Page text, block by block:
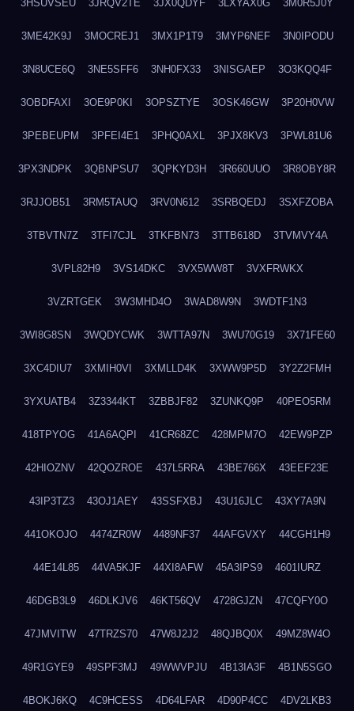
3HSUVSEU 3JRQV2TE 3JX0QDYF 3LXYAX0G 3M0R5J0Y
3ME42K9J 3MOCREJ1 3MX1P1T9 3MYP6NEF 3N0IPODU
3N8UCE6Q 3NE5SFF6 3NH0FX33 3NISGAEP 3O3KQQ4F
3OBDFAXI 3OE9P0KI 3OPSZTYE 3OSK46GW 3P20H0VW
3PEBEUPM 3PFEI4E1 3PHQ0AXL 3PJX8KV3 3PWL81U6
3PX3NDPK 3QBNPSU7 3QPKYD3H 3R660UUO 3R8OBY8R
3RJJOB51 3RM5TAUQ 3RV0N612 3SRBQEDJ 3SXFZOBA
3TBVTN7Z 3TFI7CJL 3TKFBN73 3TTB618D 3TVMVY4A
3VPL82H9 3VS14DKC 3VX5WW8T 3VXFRWKX
3VZRTGEK 3W3MHD4O 3WAD8W9N 3WDTF1N3
3WI8G8SN 3WQDYCWK 3WTTA97N 3WU70G19 3X71FE60
3XC4DIU7 3XMIH0VI 3XMLLD4K 3XWW9P5D 3Y2Z2FMH
3YXUATB4 3Z3344KT 3ZBBJF82 3ZUNKQ9P 40PEO5RM
418TPYOG 41A6AQPI 41CR68ZC 428MPM7O 42EW9PZP
42HIOZNV 42QOZROE 437L5RRA 43BE766X 43EEF23E
43IP3TZ3 43OJ1AEY 43SSFXBJ 43U16JLC 43XY7A9N
441OKOJO 4474ZR0W 4489NF37 44AFGVXY 44CGH1H9
44E14L85 44VA5KJF 44XI8AFW 45A3IPS9 4601IURZ
46DGB3L9 46DLKJV6 46KT56QV 4728GJZN 47CQFY0O
47JMVITW 47TRZS70 47W8J2J2 48QJBQ0X 49MZ8W4O
49R1GYE9 49SPF3MJ 49WWVPJU 4B13IA3F 4B1N5SGO
4BOKJ6KQ 4C9HCESS 4D64LFAR 4D90P4CC 4DV2LKB3